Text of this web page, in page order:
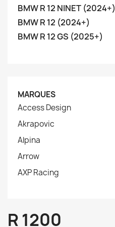
BMW R 12 NINET (2024+)
BMW R 12 (2024+)
BMW R 12 GS (2025+)
MARQUES
Access Design
Akrapovic
Alpina
Arrow
AXP Racing
R 1200